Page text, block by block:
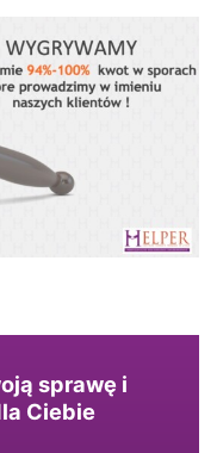
sprawę i
Ciebie